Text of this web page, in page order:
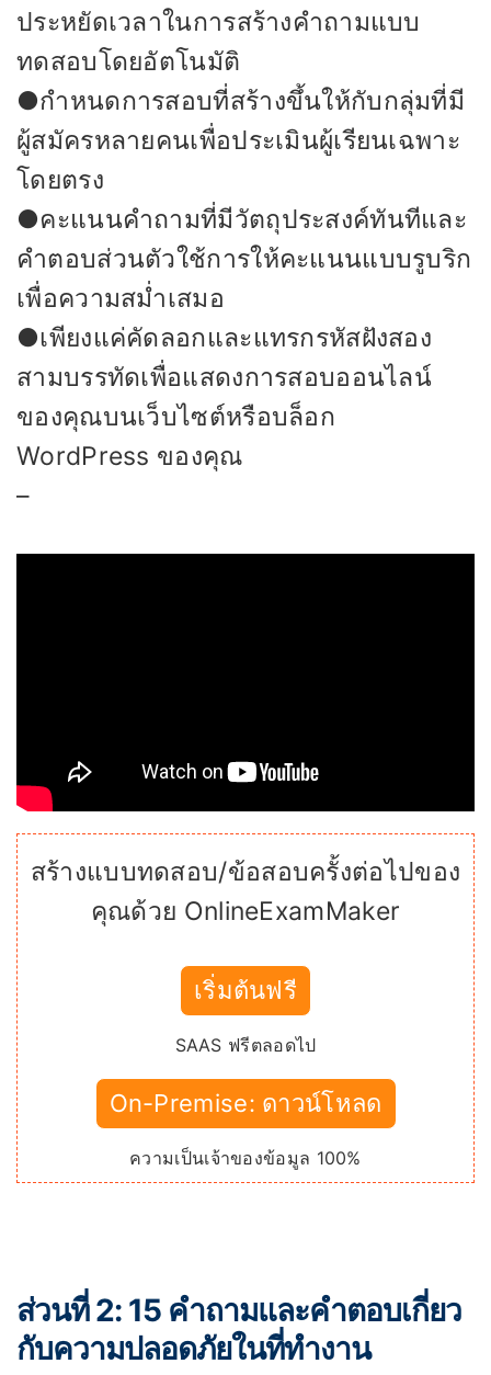
ประหยัดเวลาในการสร้างคำถามแบบ
ทดสอบโดยอัตโนมัติ
●กำหนดการสอบที่สร้างขึ้นให้กับกลุ่มที่มี
ผู้สมัครหลายคนเพื่อประเมินผู้เรียนเฉพาะ
โดยตรง
●คะแนนคำถามที่มีวัตถุประสงค์ทันทีและ
คำตอบส่วนตัวใช้การให้คะแนนแบบรูบริก
เพื่อความสม่ำเสมอ
●เพียงแค่คัดลอกและแทรกรหัสฝังสอง
สามบรรทัดเพื่อแสดงการสอบออนไลน์
ของคุณบนเว็บไซต์หรือบล็อก
WordPress ของคุณ
–
สร้างแบบทดสอบ/ข้อสอบครั้งต่อไปของ
คุณด้วย OnlineExamMaker
เริ่มต้นฟรี
SAAS ฟรีตลอดไป
On-Premise: ดาวน์โหลด
ความเป็นเจ้าของข้อมูล 100%
ส่วนที่ 2: 15 คำถามและคำตอบเกี่ยว
กับความปลอดภัยในที่ทำงาน